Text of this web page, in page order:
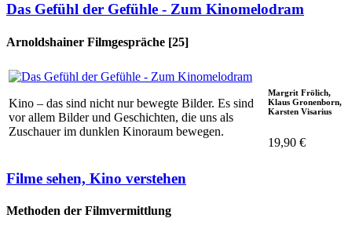
Das Gefühl der Gefühle - Zum Kinomelodram
Arnoldshainer Filmgespräche [25]
Kino – das sind nicht nur bewegte Bilder. Es sind
vor allem Bilder und Geschichten, die uns als
Zuschauer im dunklen Kinoraum bewegen.
Margrit Frölich,
Klaus Gronenborn,
Karsten Visarius
19,90 €
Filme sehen, Kino verstehen
Methoden der Filmvermittlung